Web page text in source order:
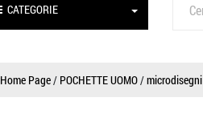
CATEGORIE
Home Page/ POCHETTE UOMO/microdisegni